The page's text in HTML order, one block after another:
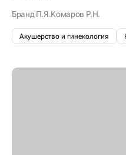
Бранд П.Я.Комаров Р.Н.
Акушерство и гинекология